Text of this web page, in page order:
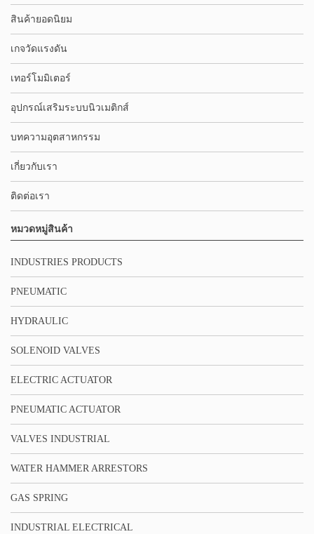
สินค้ายอดนิยม
เกจวัดแรงดัน
เทอร์โมมิเตอร์
อุปกรณ์เสริมระบบนิวเมติกส์
บทความอุตสาหกรรม
เกี่ยวกับเรา
ติดต่อเรา
หมวดหมู่สินค้า
INDUSTRIES PRODUCTS
PNEUMATIC
HYDRAULIC
SOLENOID VALVES
ELECTRIC ACTUATOR
PNEUMATIC ACTUATOR
VALVES INDUSTRIAL
WATER HAMMER ARRESTORS
GAS SPRING
INDUSTRIAL ELECTRICAL